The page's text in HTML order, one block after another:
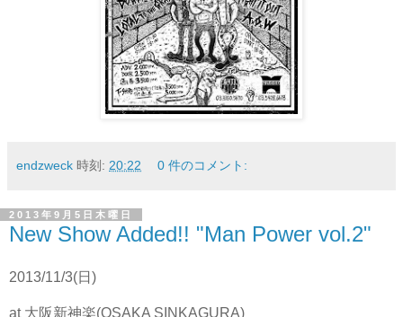
endzweck 時刻: 20:22 0 件のコメント:
2013年9月5日木曜日
New Show Added!! "Man Power vol.2"
2013/11/3(日)
at 大阪新神楽(OSAKA SINKAGURA)